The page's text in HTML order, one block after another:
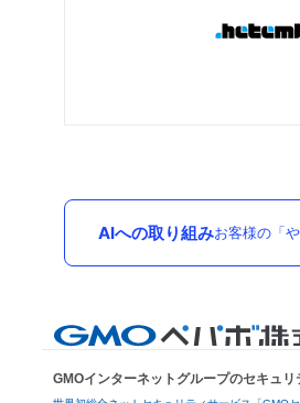
AIへの取り組みお客様の「
GMOインターネットグループのセキュリ